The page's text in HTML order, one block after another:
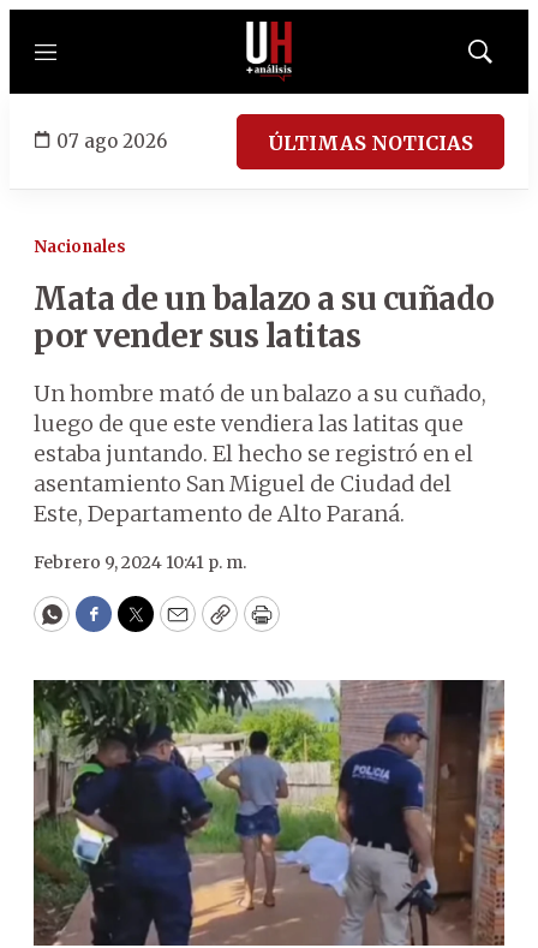
Menú
Mostrar
07 ago 2026 ÚLTIMAS NOTICIAS
Nacionales
Mata de un balazo a su cuñado
por vender sus latitas
Un hombre mató de un balazo a su cuñado,
luego de que este vendiera las latitas que
estaba juntando. El hecho se registró en el
asentamiento San Miguel de Ciudad del
Este, Departamento de Alto Paraná.
Febrero 9, 2024 10:41 p. m.
WhatsApp
Facebook
Twitter
EmailCopyPrint